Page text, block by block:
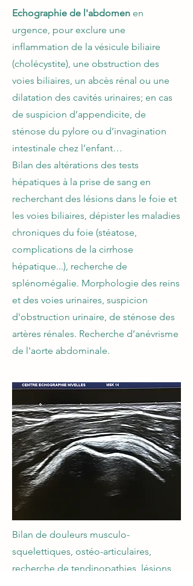
Echographie de l'abdomen en
urgence, pour exclure une
inflammation de la vésicule biliaire
(cholécystite), une obstruction des
voies biliaires, un abcès rénal ou une
dilatation des cavités urinaires; en cas
de suspicion d’appendicite, de
sténose du pylore ou d’invagination
intestinale chez l’enfant…
Bilan des altérations des tests
hépatiques à la prise de sang en
recherchant des lésions dans le foie et
les voies biliaires, dépister les maladies
chroniques du foie (stéatose,
complications de la cirrhose
hépatique...), recherche de
splénomégalie. Morphologie des reins
et des voies urinaires, suspicion
d'obstruction urinaire, de sténose des
artères rénales. Recherche d’anévrisme
de l'aorte abdominale.
Bilan de douleurs musculo-
squelettiques, ostéo-articulaires,
recherche de tendinopathies, lésions